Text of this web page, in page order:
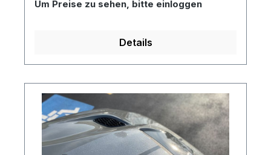
sich durch einen ablösbaren
ohne Klebstoffrückstände ablösen.
Um Preise zu sehen, bitte einloggen
Details